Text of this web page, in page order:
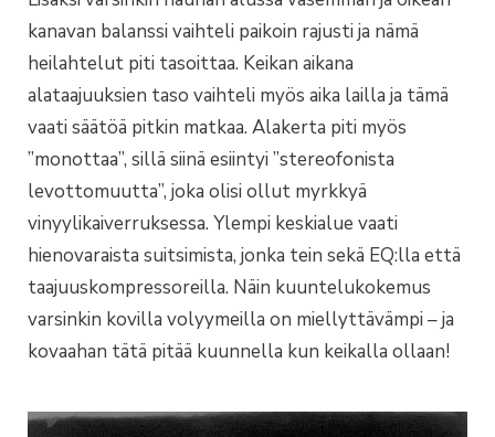
kanavan balanssi vaihteli paikoin rajusti ja nämä
heilahtelut piti tasoittaa. Keikan aikana
alataajuuksien taso vaihteli myös aika lailla ja tämä
vaati säätöä pitkin matkaa. Alakerta piti myös
”monottaa”, sillä siinä esiintyi ”stereofonista
levottomuutta”, joka olisi ollut myrkkyä
vinyylikaiverruksessa. Ylempi keskialue vaati
hienovaraista suitsimista, jonka tein sekä EQ:lla että
taajuuskompressoreilla. Näin kuuntelukokemus
varsinkin kovilla volyymeilla on miellyttävämpi – ja
kovaahan tätä pitää kuunnella kun keikalla ollaan!